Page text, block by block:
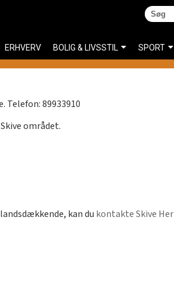
Telefon: 89933910
området.
kan du kontakte Skive Her
ERHVERV BOLIG & LIVSSTIL SPORT